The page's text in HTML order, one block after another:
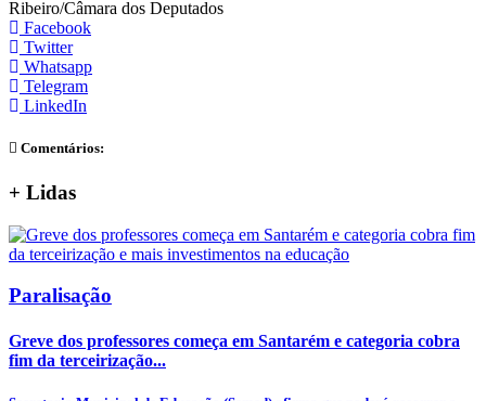
Ribeiro/Câmara dos Deputados
Facebook
Twitter
Whatsapp
Telegram
LinkedIn
Comentários:
+ Lidas
Paralisação
Greve dos professores começa em Santarém e categoria cobra
fim da terceirização...